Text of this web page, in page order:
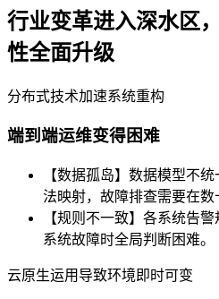
行业变革进入深水区，
性全面升级
分布式技术加速系统重构
端到端运维变得困难
【数据孤岛】数据模型不
法映射，故障排查需要在数
【规则不一致】各系统告
系统故障时全局判断困难。
云原生运用导致环境即时可变